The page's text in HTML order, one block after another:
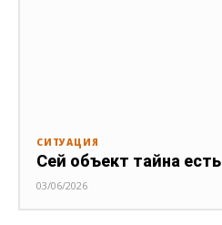
СИТУАЦИЯ
Сей объект тайна есть
03/06/2026